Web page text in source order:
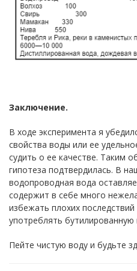
Заключение.
В ходе эксперимента я
свойства воды или ее
судить о ее качестве. Таким
гипотеза подтвердилась. В
водопроводная вода
содержит в себе много
избежать плохих
употреблять
Пейте чистую воду и будьте